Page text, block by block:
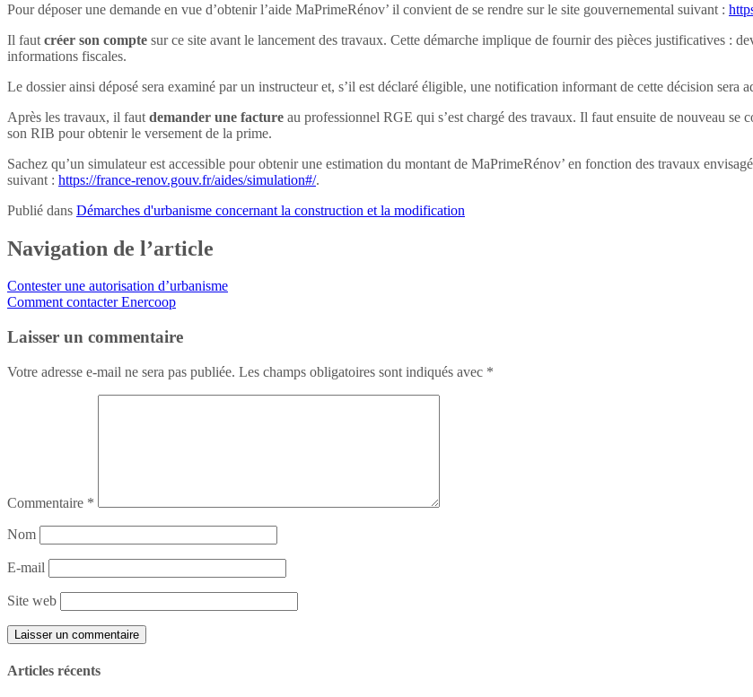
Pour déposer une demande en vue d’obtenir l’aide MaPrimeRénov’ il convient de se rendre sur le site gouvernemental suivant :
Il faut créer son compte sur ce site avant le lancement des travaux. Cette démarche implique de fournir des pièces justificatives :
informations fiscales.
Le dossier ainsi déposé sera examiné par un instructeur et, s’il est déclaré éligible, une notification informant de cette décision sera
Après les travaux, il faut demander une facture au professionnel RGE qui s’est chargé des travaux. Il faut ensuite de nouveau
son RIB pour obtenir le versement de la prime.
Sachez qu’un simulateur est accessible pour obtenir une estimation du montant de MaPrimeRénov’ en fonction des travaux
suivant : https://france-renov.gouv.fr/aides/simulation#/.
Publié dans Démarches d'urbanisme concernant la construction et la modification
Navigation de l’article
Contester une autorisation d’urbanisme
Comment contacter Enercoop
Laisser un commentaire
Votre adresse e-mail ne sera pas publiée. Les champs obligatoires sont indiqués avec *
Commentaire *
Nom
E-mail
Site web
Articles récents